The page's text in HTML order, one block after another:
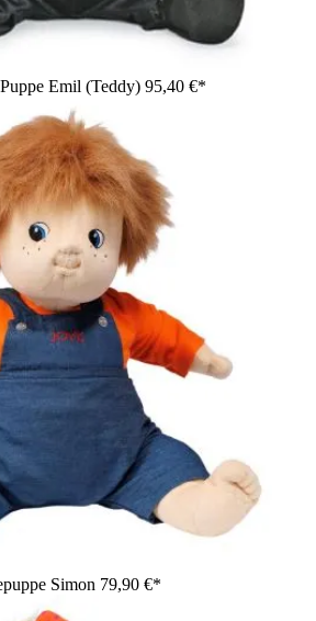
Emil (Teddy) 95,40 €*
Simon 79,90 €*